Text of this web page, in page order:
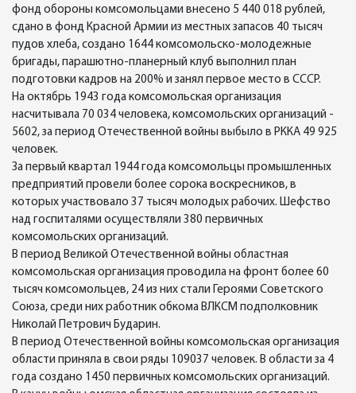
фонд обороны комсомольцами внесено 5 440 018 рублей,
сдано в фонд Красной Армии из местных запасов 40 тысяч
пудов хлеба, создано 1644 комсомольско-молодежные
бригады, парашютно-планерный клуб выполнил план
подготовки кадров на 200% и занял первое место в СССР.
На октябрь 1943 года комсомольская организация
насчитывала 70 034 человека, комсомольских организаций -
5602, за период Отечественной войны выбыло в РККА 49 925
человек.
За первый квартал 1944 года комсомольцы промышленных
предприятий провели более сорока воскресников, в
которых участвовало 37 тысяч молодых рабочих. Шефство
над госпиталями осуществляли 380 первичных
комсомольских организаций.
В период Великой Отечественной войны областная
комсомольская организация проводила на фронт более 60
тысяч комсомольцев, 24 из них стали Героями Советского
Союза, среди них работник обкома ВЛКСМ подполковник
Николай Петрович Бударин.
В период Отечественной войны комсомольская организация
области приняла в свои ряды 109037 человек. В области за 4
года создано 1450 первичных комсомольских организаций.